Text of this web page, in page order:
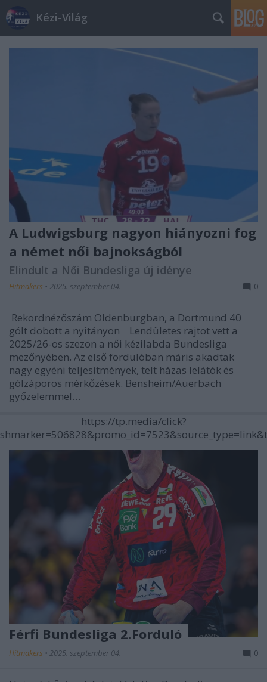
Kézi-Világ
A Ludwigsburg nagyon hiányozni fog
a német női bajnokságból
Elindult a Női Bundesliga új idénye
Hitmakers • 2025. szeptember 04. 0
Rekordnézőszám Oldenburgban, a Dortmund 40
gólt dobott a nyitányon Lendületes rajtot vett a
2025/26-os szezon a női kézilabda Bundesliga
mezőnyében. Az első fordulóban máris akadtak
nagy egyéni teljesítmények, telt házas lelátók és
gólzáporos mérkőzések. Bensheim/Auerbach
győzelemmel…
https://tp.media/click?
Férfi Bundesliga 2.Forduló
Hitmakers • 2025. szeptember 04. 0